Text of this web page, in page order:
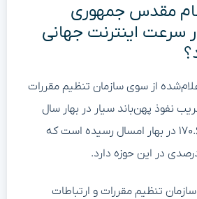
مقدس جمهوری
سرعت اینترنت جهانی
از سوی سازمان تنظیم مقررات
نفوذ پهن‌باند سیار در بهار سال
گذشته از ۱۴۸.۲ به ۱۷۰.۶۳ در بهار امسال رسیده است که
تنظیم مقررات و ارتباطات